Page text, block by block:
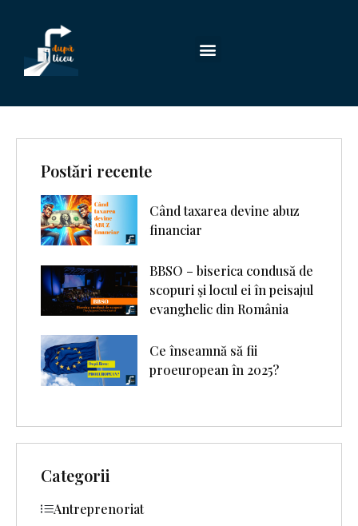
Postări recente
Când taxarea devine abuz
financiar
BBSO – biserica condusă de
scopuri şi locul ei în peisajul
evanghelic din România
Ce înseamnă să fii
proeuropean în 2025?
Categorii
Antreprenoriat